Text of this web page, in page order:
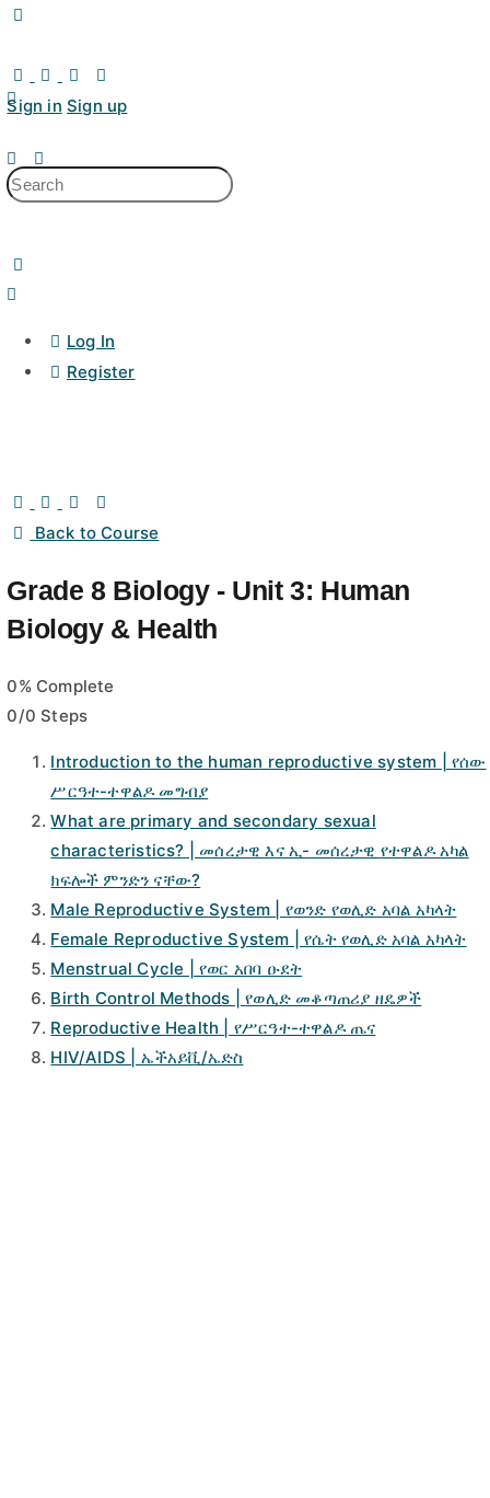
Sign in Sign up
Log In
Register
Back to Course
Grade 8 Biology - Unit 3: Human
Biology & Health
0% Complete
0/0 Steps
Introduction to the human reproductive system | የሰው
ሥርዓተ-ተዋልዶ መግብያ
What are primary and secondary sexual
characteristics? | መሰረታዊ እና ኢ- መሰረታዊ የተዋልዶ አካል
ክፍሎች ምንድን ናቸው?
Male Reproductive System | የወንድ የወሊድ አባል አካላት
Female Reproductive System | የሴት የወሊድ አባል አካላት
Menstrual Cycle | የወር አበባ ዑደት
Birth Control Methods | የወሊድ መቆጣጠሪያ ዘዴዎች
Reproductive Health | የሥርዓተ-ተዋልዶ ጤና
HIV/AIDS | ኤችአይቪ/ኤድስ